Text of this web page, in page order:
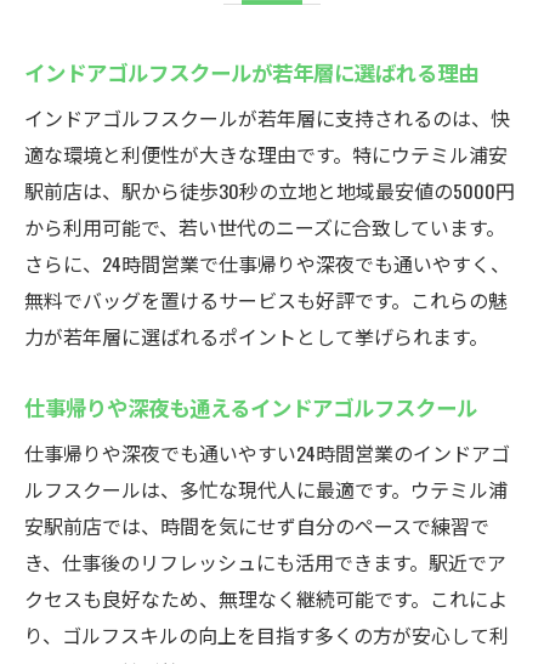
個別指導が充実したインドアゴルフスクー
年齢問わず始めやすいインドアゴルフスク
ール入門
最適なスイング改善法を学べるインドアゴ
ルフスクール
体験レッスンで気軽に始めるインドアゴル
フスクール
スクール
フィッティングと発送ができるゴルフスクール
ウテミル
インドアゴルフスクールでクラブフィッテ
ィング体験
自分に合うクラブ選びもできるインドアゴ
ルフスクール
インドアゴルフスクールが若年層に選ばれる理由
インドアゴルフスクールが若年層に支持されるのは、快
適な環境と利便性が大きな理由です。特にウテミル浦安
駅前店は、駅から徒歩30秒の立地と地域最安値の5000円
から利用可能で、若い世代のニーズに合致しています。
さらに、24時間営業で仕事帰りや深夜でも通いやすく、
無料でバッグを置けるサービスも好評です。これらの魅
力が若年層に選ばれるポイントとして挙げられます。
仕事帰りや深夜も通えるインドアゴルフスクール
仕事帰りや深夜でも通いやすい24時間営業のインドアゴ
ルフスクールは、多忙な現代人に最適です。ウテミル浦
安駅前店では、時間を気にせず自分のペースで練習で
き、仕事後のリフレッシュにも活用できます。駅近でア
クセスも良好なため、無理なく継続可能です。これによ
り、ゴルフスキルの向上を目指す多くの方が安心して利